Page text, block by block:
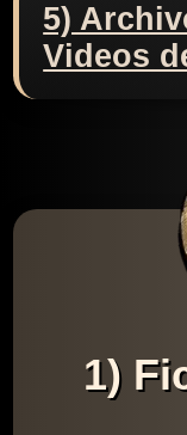
5)
Videos
1)